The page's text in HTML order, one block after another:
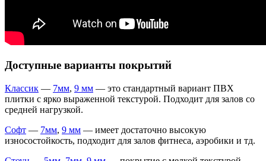
Доступные варианты покрытий
Классик — 7мм, 9 мм — это стандартный вариант ПВХ
плитки с ярко выраженной текстурой. Подходит для залов со
средней нагрузкой.
Софт — 7мм, 9 мм — имеет достаточно высокую
износостойкость, подходит для залов фитнеса, аэробики и тд.